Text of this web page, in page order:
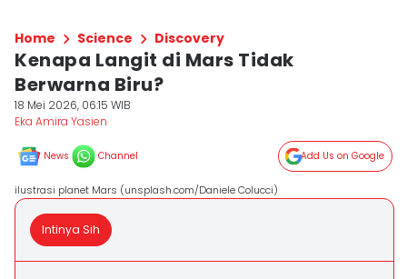
Home Science Discovery
Kenapa Langit di Mars Tidak
Berwarna Biru?
18 Mei 2026, 06:15 WIB
Eka Amira Yasien
News Channel Add Us on Google
ilustrasi planet Mars (unsplash.com/Daniele Colucci)
Intinya Sih